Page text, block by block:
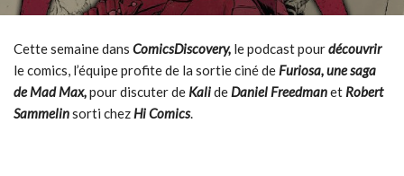
Cette semaine dans ComicsDiscovery, le podcast pourdécouvrir
le comics, l’équipe profite de la sortie ciné deFuriosa,une saga
deMad Max,pour discuter de KalideDaniel Freedmanet Robert
Sammelinsorti chezHi Comics.